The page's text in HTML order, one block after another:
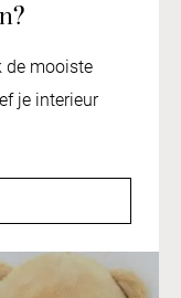
de mooiste
je interieur